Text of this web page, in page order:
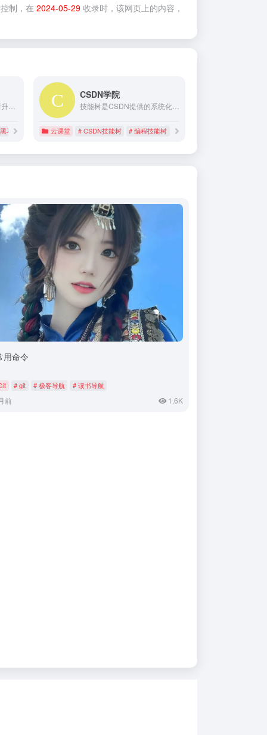
制，在 2024-05-29 收录时，该网页上的内容，
马程序员
CSDN学院
技能树是CSDN提供的系统化，面向实战的学习环境。 能帮助用户从初学者成长为合格的编程工程师。包含python、java、C语言、php等编程语言，系统地整理了关于编程领域的知识点，从海量的 CSDN 数据中不断更新高质量内容，让学习更有价值。
云课堂 # CSDN技能树 # 编程技能树 # 编程知识图谱
用命令
# git # 极客导航 # 读书导航
前 1.6K